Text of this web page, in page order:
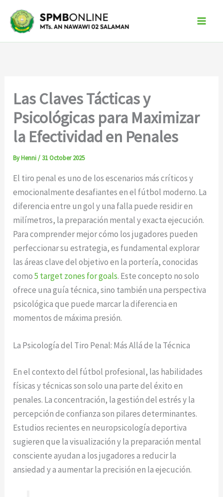
content
Las Claves Tácticas y
Psicológicas para Maximizar
la Efectividad en Penales
ByHenni/ 31 October 2025
El tiro penal es uno de los escenarios más críticos y
emocionalmente desafiantes en el fútbol moderno. La
diferencia entre un gol y una falla puede residir en
milímetros, la preparación mental y exacta ejecución.
Para comprender mejor cómo los jugadores pueden
perfeccionar su estrategia, es fundamental explorar
las áreas clave del objetivo en la portería, conocidas
como5 target zones for goals. Este concepto no solo
ofrece una guía técnica, sino también una perspectiva
psicológica que puede marcar la diferencia en
momentos de máxima presión.
La Psicología del Tiro Penal: Más Allá de la Técnica
En el contexto del fútbol profesional, las habilidades
físicas y técnicas son solo una parte del éxito en
penales. La concentración, la gestión del estrés y la
percepción de confianza son pilares determinantes.
Estudios recientes en neuropsicología deportiva
sugieren que la visualización y la preparación mental
consciente ayudan a los jugadores a reducir la
ansiedad y a aumentar la precisión en la ejecución.